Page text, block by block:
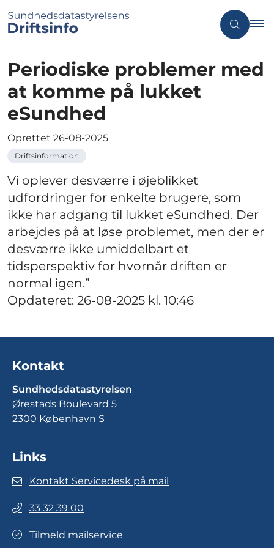
Periodiske problemer med
at komme på lukket
eSundhed
Oprettet 26-08-2025
Driftsinformation
Vi oplever desværre i øjeblikket
udfordringer for enkelte brugere, som
ikke har adgang til lukket eSundhed. Der
arbejdes på at løse problemet, men der er
desværre ikke umiddelbart et
tidsperspektiv for hvornår driften er
normal igen.”
Opdateret: 26-08-2025 kl. 10:46
Kontakt
Sundhedsdatastyrelsen
Ørestads Boulevard 5
2300 København S
Links
Kontakt Servicedesk på mail
33 32 39 00
Tilmeld mailservice